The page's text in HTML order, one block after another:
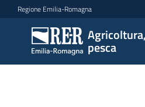
Vai al contenuto
Vai alla navigazione
Vai al footer
Regione Emilia-Romagna
pesca
Agricoltura,
caccia e
pesca